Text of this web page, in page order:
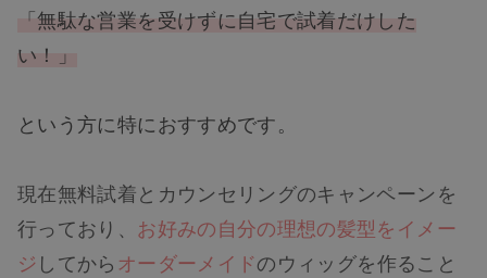
「無駄な営業を受けずに自宅で試着だけした
い！」
という方に特におすすめです。
現在無料試着とカウンセリングのキャンペーンを
行っており、 お好みの自分の理想の髪型をイメー
ジしてから オーダーメイドのウィッグを作ること